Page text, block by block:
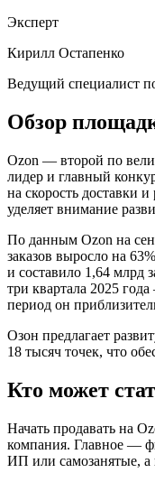
Эксперт
Кирилл Остапенко
Ведущий специалист
Обзор
Ozon — второй по
лидер и главный
на скорость доставки
уделяет внимание
По данным Ozon на
заказов выросло на
и составило 1,64 млрд
три квартала 2025
период он
Озон предлагает
18 тысяч точек, что
Кто может
Начать продавать на
компания. Главное —
ИП или самозанятые,